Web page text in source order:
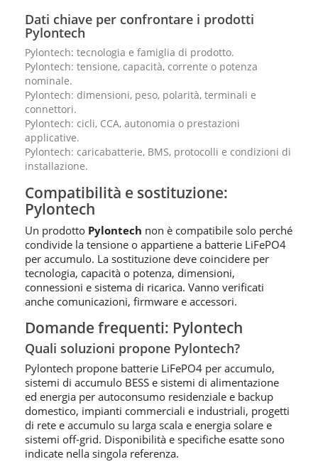
Dati chiave per confrontare i prodotti
Pylontech
Pylontech: tecnologia e famiglia di prodotto.
Pylontech: tensione, capacità, corrente o potenza
nominale.
Pylontech: dimensioni, peso, polarità, terminali e
connettori.
Pylontech: cicli, CCA, autonomia o prestazioni
applicative.
Pylontech: caricabatterie, BMS, protocolli e condizioni di
installazione.
Compatibilità e sostituzione:
Pylontech
Un prodotto Pylontech non è compatibile solo perché
condivide la tensione o appartiene a batterie LiFePO4
per accumulo. La sostituzione deve coincidere per
tecnologia, capacità o potenza, dimensioni,
connessioni e sistema di ricarica. Vanno verificati
anche comunicazioni, firmware e accessori.
Domande frequenti: Pylontech
Quali soluzioni propone Pylontech?
Pylontech propone batterie LiFePO4 per accumulo,
sistemi di accumulo BESS e sistemi di alimentazione
ed energia per autoconsumo residenziale e backup
domestico, impianti commerciali e industriali, progetti
di rete e accumulo su larga scala e energia solare e
sistemi off-grid. Disponibilità e specifiche esatte sono
indicate nella singola referenza.